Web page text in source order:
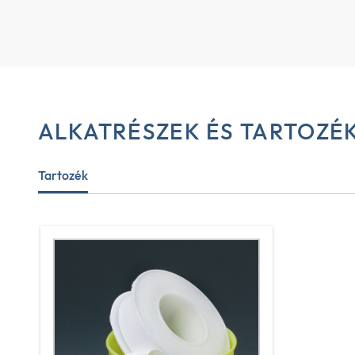
ALKATRÉSZEK ÉS
Tartozék